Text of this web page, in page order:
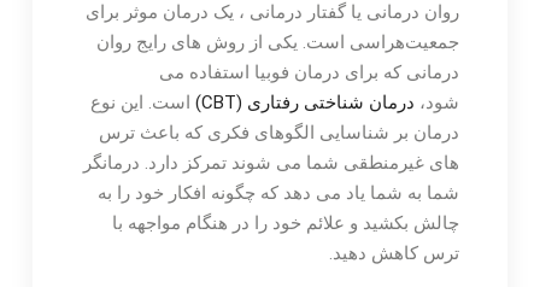
روان درمانی یا گفتار درمانی ، یک درمان موثر برای
جمعیت‌هراسی است. یکی از روش های رایج روان
درمانی که برای درمان فوبیا استفاده می
شود، درمان شناختی رفتاری (CBT)
است. این نوع
درمان بر شناسایی الگوهای فکری که باعث ترس
های غیرمنطقی شما می شوند تمرکز دارد. درمانگر
شما به شما یاد می دهد که چگونه افکار خود را به
چالش بکشید و علائم خود را در هنگام مواجهه با
ترس کاهش دهید.